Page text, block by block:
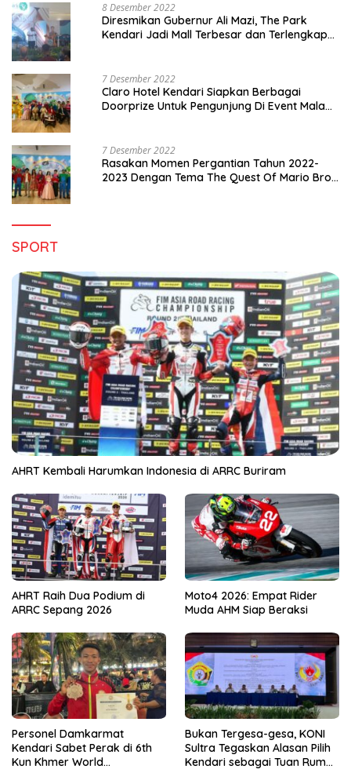
8 Desember 2022
Diresmikan Gubernur Ali Mazi, The Park
Kendari Jadi Mall Terbesar dan Terlengkap
7 Desember 2022
Claro Hotel Kendari Siapkan Berbagai
Doorprize Untuk Pengunjung Di Event Malam
7 Desember 2022
Rasakan Momen Pergantian Tahun 2022-
2023 Dengan Tema The Quest Of Mario Bros
SPORT
AHRT Kembali Harumkan Indonesia di ARRC Buriram
AHRT Raih Dua Podium di
ARRC Sepang 2026
Moto4 2026: Empat Rider
Muda AHM Siap Beraksi
Personel Damkarmat
Kendari Sabet Perak di 6th
Kun Khmer World
Bukan Tergesa-gesa, KONI
Sultra Tegaskan Alasan Pilih
Kendari sebagai Tuan Rumah